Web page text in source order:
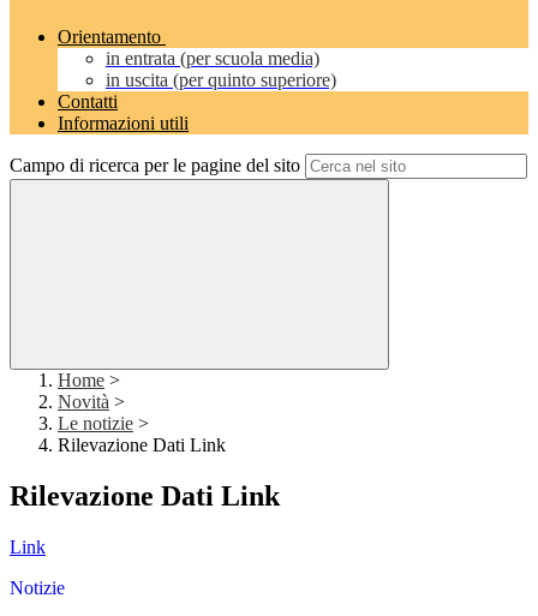
Orientamento
in entrata (per scuola media)
in uscita (per quinto superiore)
Contatti
Informazioni utili
Campo di ricerca per le pagine del sito
Home >
Novità >
Le notizie >
Rilevazione Dati Link
Rilevazione Dati Link
Link
Notizie